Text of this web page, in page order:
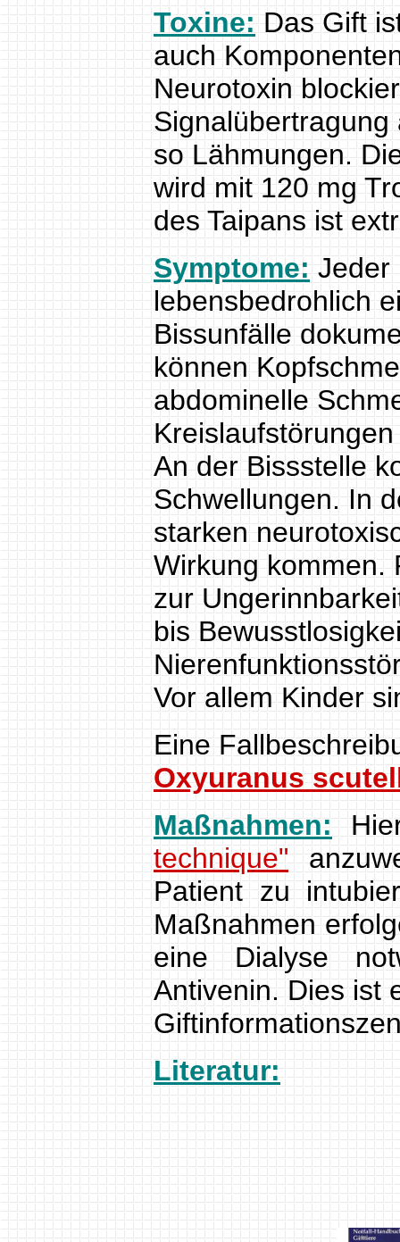
Toxine: Das Gift
auch
Neurotoxin
so Lähmungen.
wird mit 120 mg
des Taipans ist
Symptome: Jeder
lebensbedrohlich
Bissunfälle
können
abdominelle
An der Bissstelle
Schwellungen. In
starken
Wirkung kommen.
zur
bis
Vor allem Kinder
Eine
Oxyuranus
Maßnahmen:
technique"
Patient zu
Maßnahmen
eine Dialyse
Antivenin. Dies ist
Literatur: